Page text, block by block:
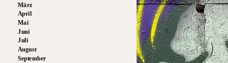
März
April
Mai
Juni
Juli
August
September